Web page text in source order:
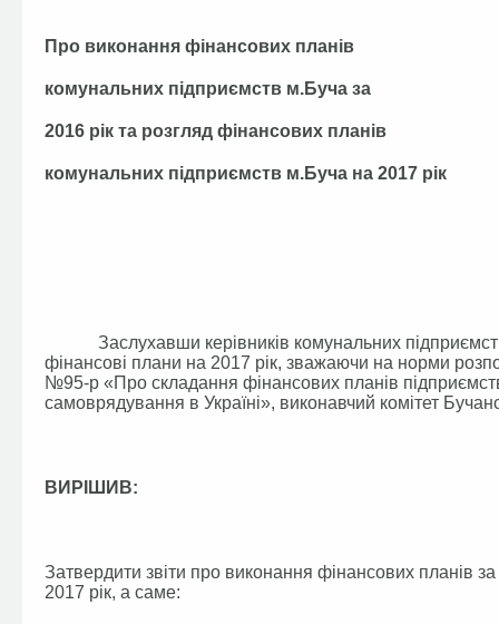
Про виконання фінансових планів
комунальних підприємств м.Буча за
2016 рік та розгляд фінансових планів
комунальних підприємств м.Буча на 2017 рік
Заслухавши керівників комунальних підприємств
фінансові плани на 2017 рік, зважаючи на норми
№95-р «Про складання фінансових планів
самоврядування в Україні», виконавчий комітет
ВИРІШИВ:
Затвердити звіти про виконання фінансових планів
2017 рік, а саме: